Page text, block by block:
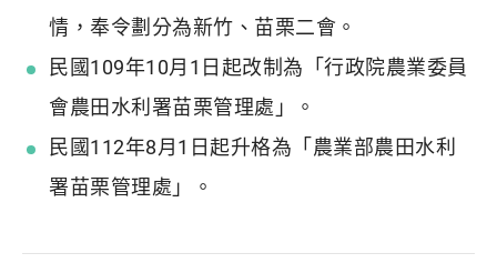
情，奉令劃分為新竹、苗栗二會。
民國109年10月1日起改制為「行政院農業委員
會農田水利署苗栗管理處」。
民國112年8月1日起升格為「農業部農田水利
署苗栗管理處」。